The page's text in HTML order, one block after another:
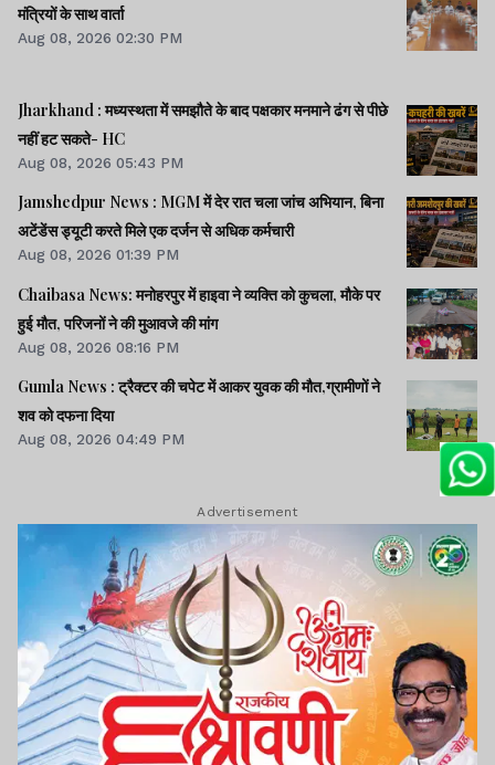
मंत्रियों के साथ वार्ता
Aug 08, 2026 02:30 PM
Jharkhand : मध्यस्थता में समझौते के बाद पक्षकार मनमाने ढंग से पीछे
नहीं हट सकते- HC
Aug 08, 2026 05:43 PM
Jamshedpur News : MGM में देर रात चला जांच अभियान, बिना
अटेंडेंस ड्यूटी करते मिले एक दर्जन से अधिक कर्मचारी
Aug 08, 2026 01:39 PM
Chaibasa News: मनोहरपुर में हाइवा ने व्यक्ति को कुचला, मौके पर
हुई मौत, परिजनों ने की मुआवजे की मांग
Aug 08, 2026 08:16 PM
Gumla News : ट्रैक्टर की चपेट में आकर युवक की मौत,ग्रामीणों ने
शव को दफना दिया
Aug 08, 2026 04:49 PM
Advertisement